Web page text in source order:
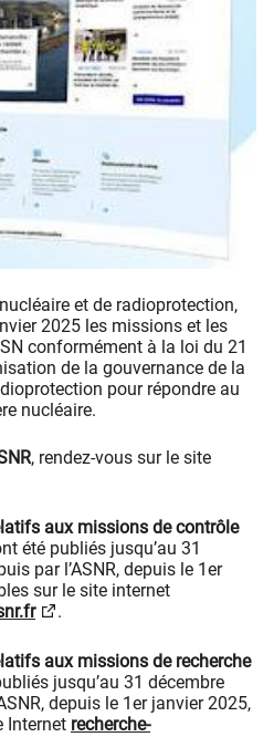
nucléaire et de radioprotection,
2025 les missions et les
conformément à la loi du 21
de la gouvernance de la
pour répondre au
nucléaire.
, rendez-vous sur le site
aux missions de contrôle
été publiés jusqu’au 31
par l’ASNR, depuis le 1er
sur le site internet
.
aux missions de recherche
jusqu’au 31 décembre
depuis le 1er janvier 2025,
Internet recherche-